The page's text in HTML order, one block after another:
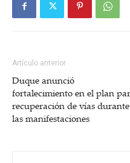
Artículo anterior
Duque anunció
fortalecimiento en el plan
recuperación de vías durante
las manifestaciones